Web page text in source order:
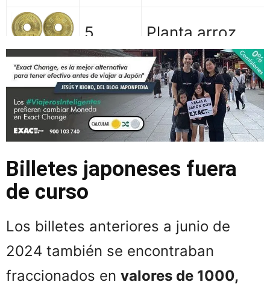
5 Planta arroz
10 Templo de
50 Crisantemos
100 Flor del cerezo
500 Bambú y
Billetes japoneses fuera
de curso
Los billetes anteriores a junio de
2024 también se encontraban
fraccionados en valores de 1000,